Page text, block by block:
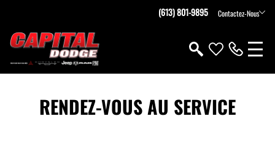
(613) 801-9895 Contactez-Nous
RENDEZ-VOUS AU SERVICE